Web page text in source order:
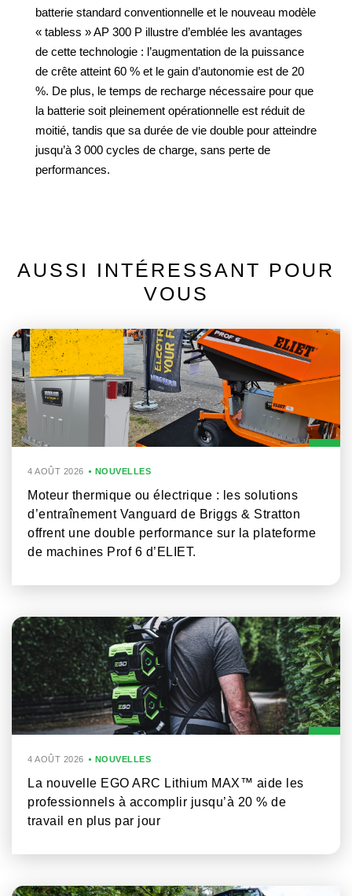
batterie standard conventionnelle et le nouveau modèle
« tabless » AP 300 P illustre d’emblée les avantages
de cette technologie : l’augmentation de la puissance
de crête atteint 60 % et le gain d’autonomie est de 20
%. De plus, le temps de recharge nécessaire pour que
la batterie soit pleinement opérationnelle est réduit de
moitié, tandis que sa durée de vie double pour atteindre
jusqu’à 3 000 cycles de charge, sans perte de
performances.
AUSSI INTÉRESSANT POUR
VOUS
4 AOÛT 2026 NOUVELLES
Moteur thermique ou électrique : les solutions
d’entraînement Vanguard de Briggs & Stratton
offrent une double performance sur la plateforme
de machines Prof 6 d’ELIET.
4 AOÛT 2026 NOUVELLES
La nouvelle EGO ARC Lithium MAX™ aide les
professionnels à accomplir jusqu’à 20 % de
travail en plus par jour